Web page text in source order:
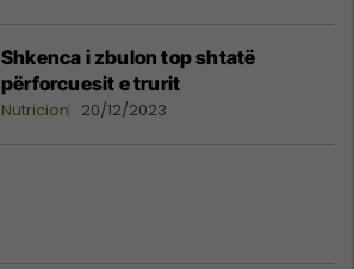
Shkenca i zbulon top shtatë
përforcuesit e trurit
Nutricion 20/12/2023